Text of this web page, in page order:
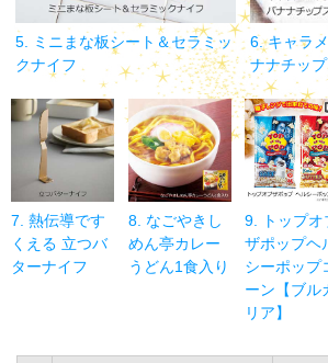
5. ミニまな板シート＆セラミッ
クナイフ
6. キャラ
ナナチッ
7. 熱伝導です
くえる 立つバ
ターナイフ
8. なごやきし
めん亭カレー
うどん1食入り
9. トップオ
ザポップヘ
シーポップ
ーン【ブル
リア】